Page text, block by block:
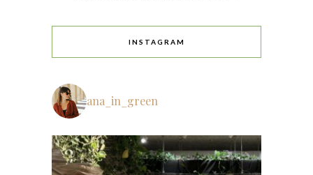
INSTAGRAM
ana_in_green